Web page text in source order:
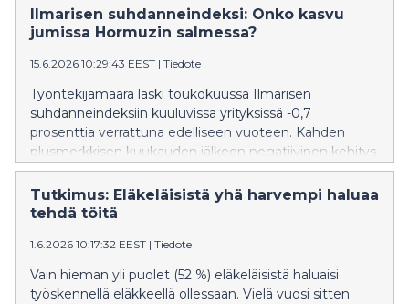
Ilmarisen suhdanneindeksi: Onko kasvu
jumissa Hormuzin salmessa?
15.6.2026 10:29:43 EEST | Tiedote
Työntekijämäärä laski toukokuussa Ilmarisen
suhdanneindeksiin kuuluvissa yrityksissä -0,7
prosenttia verrattuna edelliseen vuoteen. Kahden
plusmerkkisen kuukauden jälkeen negatiivinen kehitys
voi yllättää, mutta talouden käänne on usein aluksi
epätasainen.
Tutkimus: Eläkeläisistä yhä harvempi haluaa
tehdä töitä
1.6.2026 10:17:32 EEST | Tiedote
Vain hieman yli puolet (52 %) eläkeläisistä haluaisi
työskennellä eläkkeellä ollessaan. Vielä vuosi sitten